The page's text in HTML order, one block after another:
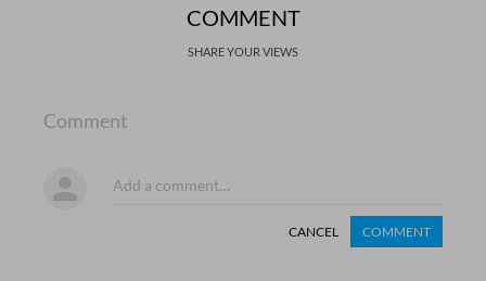
COMMENT
SHARE YOUR VIEWS
Comment
CANCEL COMMENT